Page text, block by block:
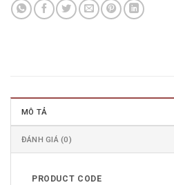
MÔ TẢ
ĐÁNH GIÁ (0)
PRODUCT CODE